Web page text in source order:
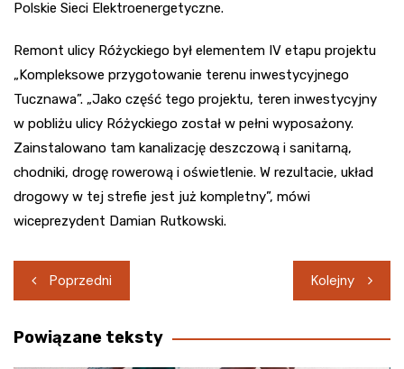
Polskie Sieci Elektroenergetyczne.
Remont ulicy Różyckiego był elementem IV etapu projektu
„Kompleksowe przygotowanie terenu inwestycyjnego
Tucznawa”. „Jako część tego projektu, teren inwestycyjny
w pobliżu ulicy Różyckiego został w pełni wyposażony.
Zainstalowano tam kanalizację deszczową i sanitarną,
chodniki, drogę rowerową i oświetlenie. W rezultacie, układ
drogowy w tej strefie jest już kompletny”, mówi
wiceprezydent Damian Rutkowski.
Nawigacja
wpisu
Poprzedni Kolejny
Powiązane teksty